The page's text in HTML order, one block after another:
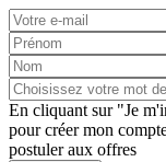
En cliquant sur "Je
pour créer mon
postuler aux offres